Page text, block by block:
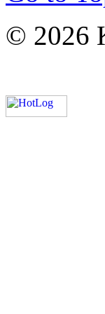
© 2026